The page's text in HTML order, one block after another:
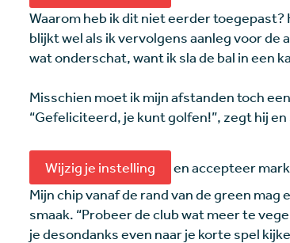
Waarom heb ik dit niet eerder
blijkt wel als ik vervolgens aanleg voor
wat onderschat, want ik sla de bal in een
Misschien moet ik mijn afstanden toch
“Gefeliciteerd, je kunt golfen!”, zegt hij
Wijzig je instelling
en accepteer
Mijn chip vanaf de rand van de green mag
smaak. “Probeer de club wat meer te
je desondanks even naar je korte spel